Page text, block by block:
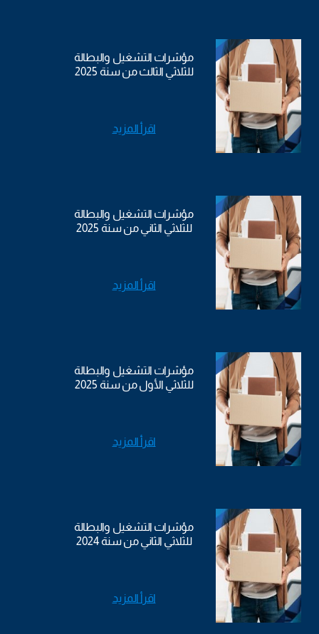
مؤشرات التشغيل والبطالة
للثلاثي الثالث من سنة 2025
اقرأ المزيد
مؤشرات التشغيل والبطالة
للثلاثي الثاني من سنة 2025
اقرأ المزيد
مؤشرات التشغيل والبطالة
للثلاثي الأول من سنة 2025
اقرأ المزيد
مؤشرات التشغيل والبطالة
للثلاثي الثاني من سنة 2024
اقرأ المزيد